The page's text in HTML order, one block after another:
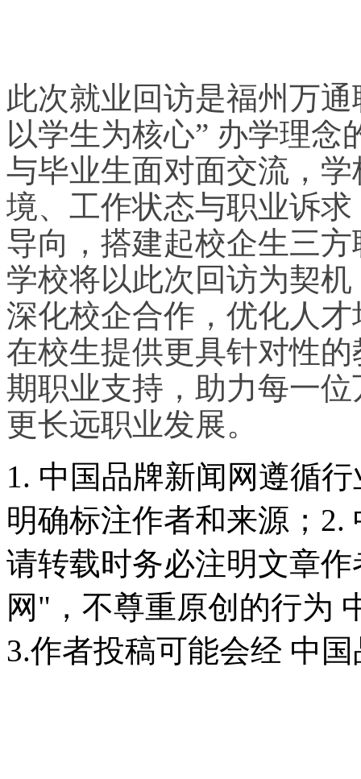
此次就业回访是福州万
以学生为核心” 办学理念
与毕业生面对面交流，
境、工作状态与职业诉
导向，搭建起校企生三
学校将以此次回访为契
深化校企合作，优化人
在校生提供更具针对性
期职业支持，助力每一
更长远职业发展。
1. 中国品牌新闻网遵循
明确标注作者和来源；
请转载时务必注明文章
网"，不尊重原创的行为
3.作者投稿可能会经 中